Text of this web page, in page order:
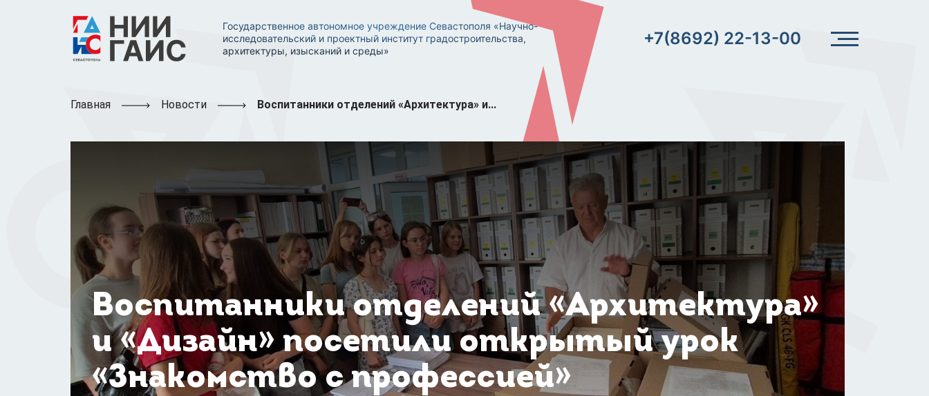
Государственное автономное учреждение Севастополя «Научно-
исследовательский и проектный институт градостроительства,
архитектуры, изысканий и среды»
+7(8692) 22-13-00
Главная Новости Воспитанники отделений «Архитектура» и...
Воспитанники отделений «Архитектура»
и «Дизайн» посетили открытый урок
«Знакомство с профессией»